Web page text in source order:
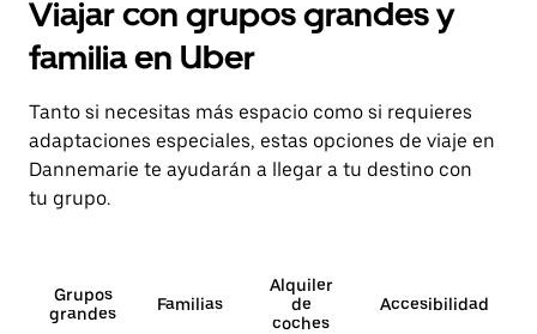
Viajar con grupos grandes y
familia en Uber
Tanto si necesitas más espacio como si requieres
adaptaciones especiales, estas opciones de viaje en
Dannemarie te ayudarán a llegar a tu destino con
tu grupo.
Grupos
grandes
Familias
Alquiler
de
coches
Accesibilidad